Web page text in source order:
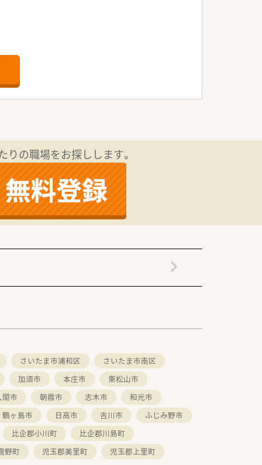
の職場をお探しします。
さいたま市浦和区
さいたま市南区
加須市 本庄市
東松山市
間市 朝霞市 志木市
和光市
鶴ヶ島市 日高市 吉川市
ふじみ野市
比企郡小川町
比企郡川島町
野町 児玉郡美里町
児玉郡上里町